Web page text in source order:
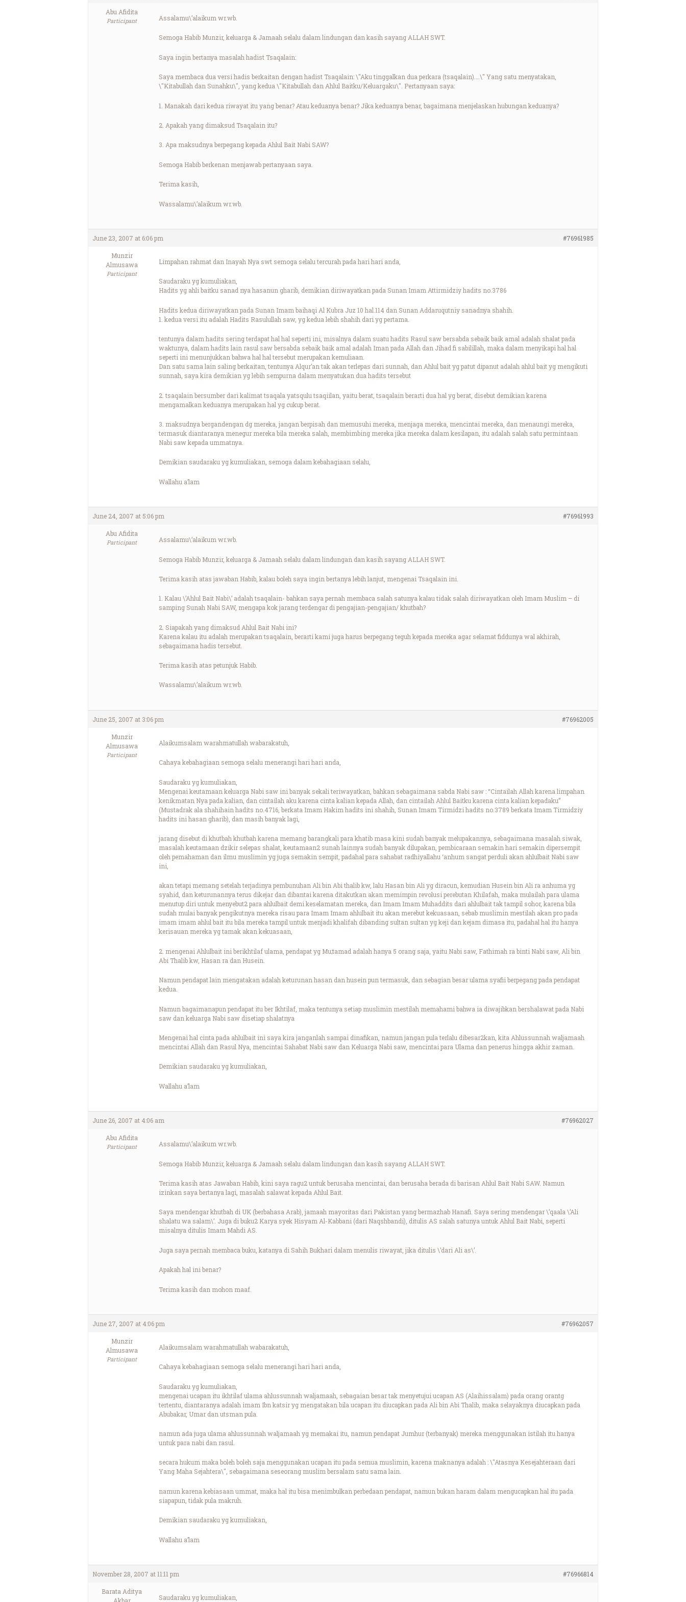
Abu Afidita
Participant Assalamu\’alaikum wr.wb.
Semoga Habib Munzir, keluarga & Jamaah selalu dalam lindungan dan kasih sayang ALLAH SWT.
Saya ingin bertanya masalah hadist Tsaqalain:
Saya membaca dua versi hadis berkaitan dengan hadist Tsaqalain: \"Aku tinggalkan dua perkara (tsaqalain)….\" Yang satu menyatakan,
\"Kitabullah dan Sunahku\", yang kedua \"Kitabullah dan Ahlul Baitku/Keluargaku\". Pertanyaan saya:
1. Manakah dari kedua riwayat itu yang benar? Atau keduanya benar? Jika keduanya benar, bagaimana menjelaskan hubungan keduanya?
2. Apakah yang dimaksud Tsaqalain itu?
3. Apa maksudnya berpegang kepada Ahlul Bait Nabi SAW?
Semoga Habib berkenan menjawab pertanyaan saya.
Terima kasih,
Wassalamu\’alaikum wr.wb.
June 23, 2007 at 6:06 pm #76961985
Munzir
Almusawa
Participant
Limpahan rahmat dan Inayah Nya swt semoga selalu tercurah pada hari hari anda,
Saudaraku yg kumuliakan,
Hadits yg ahli baitku sanad nya hasanun gharib, demikian diriwayatkan pada Sunan Imam Attirmidziy hadits no.3786
Hadits kedua diriwayatkan pada Sunan Imam baihaqi Al Kubra Juz 10 hal.114 dan Sunan Addaruqutniy sanadnya shahih.
1. kedua versi itu adalah Hadits Rasulullah saw, yg kedua lebih shahih dari yg pertama.
tentunya dalam hadits sering terdapat hal hal seperti ini, misalnya dalam suatu hadits Rasul saw bersabda sebaik baik amal adalah shalat pada
waktunya, dalam hadits lain rasul saw bersabda sebaik baik amal adalah Iman pada Allah dan Jihad fi sabilillah, maka dalam menyikapi hal hal
seperti ini menunjukkan bahwa hal hal tersebut merupakan kemuliaan.
Dan satu sama lain saling berkaitan, tentunya Alqur’an tak akan terlepas dari sunnah, dan Ahlul bait yg patut dipanut adalah ahlul bait yg mengikuti
sunnah, saya kira demikian yg lebih sempurna dalam menyatukan dua hadits tersebut
2. tsaqalain bersumber dari kalimat tsaqala yatsqulu tsaqiilan, yaitu berat, tsaqalain berarti dua hal yg berat, disebut demikian karena
mengamalkan keduanya merupakan hal yg cukup berat.
3. maksudnya bergandengan dg mereka, jangan berpisah dan memusuhi mereka, menjaga mereka, mencintai mereka, dan menaungi mereka,
termasuk diantaranya menegur mereka bila mereka salah, membimbing mereka jika mereka dalam kesilapan, itu adalah salah satu permintaan
Nabi saw kepada ummatnya.
Demikian saudaraku yg kumuliakan, semoga dalam kebahagiaan selalu,
Wallahu a’lam
June 24, 2007 at 5:06 pm #76961993
Abu Afidita
Participant Assalamu\’alaikum wr.wb.
Semoga Habib Munzir, keluarga & Jamaah selalu dalam lindungan dan kasih sayang ALLAH SWT.
Terima kasih atas jawaban Habib, kalau boleh saya ingin bertanya lebih lanjut, mengenai Tsaqalain ini.
1. Kalau \’Ahlul Bait Nabi\’ adalah tsaqalain- bahkan saya pernah membaca salah satunya kalau tidak salah diriwayatkan oleh Imam Muslim – di
samping Sunah Nabi SAW, mengapa kok jarang terdengar di pengajian-pengajian/ khutbah?
2. Siapakah yang dimaksud Ahlul Bait Nabi ini?
Karena kalau itu adalah merupakan tsaqalain, berarti kami juga harus berpegang teguh kepada mereka agar selamat fiddunya wal akhirah,
sebagaimana hadis tersebut.
Terima kasih atas petunjuk Habib.
Wassalamu\’alaikum wr.wb.
June 25, 2007 at 3:06 pm #76962005
Munzir
Almusawa
Participant
Alaikumsalam warahmatullah wabarakatuh,
Cahaya kebahagiaan semoga selalu menerangi hari hari anda,
Saudaraku yg kumuliakan,
Mengenai keutamaan keluarga Nabi saw ini banyak sekali teriwayatkan, bahkan sebagaimana sabda Nabi saw : “Cintailah Allah karena limpahan
kenikmatan Nya pada kalian, dan cintailah aku karena cinta kalian kepada Allah, dan cintailah Ahlul Baitku karena cinta kalian kepadaku”
(Mustadrak ala shahihain hadits no.4716, berkata Imam Hakim hadits ini shahih, Sunan Imam Tirmidzi hadits no.3789 berkata Imam Tirmidziy
hadits ini hasan gharib), dan masih banyak lagi,
jarang disebut di khutbah khutbah karena memang barangkali para khatib masa kini sudah banyak melupakannya, sebagaimana masalah siwak,
masalah keutamaan dzikir selepas shalat, keutamaan2 sunah lainnya sudah banyak dilupakan, pembicaraan semakin hari semakin dipersempit
oleh pemahaman dan ilmu muslimin yg juga semakin sempit, padahal para sahabat radhiyallahu ‘anhum sangat perduli akan ahlulbait Nabi saw
ini,
akan tetapi memang setelah terjadinya pembunuhan Ali bin Abi thalib kw, lalu Hasan bin Ali yg diracun, kemudian Husein bin Ali ra anhuma yg
syahid, dan keturunannya terus dikejar dan dibantai karena ditakutkan akan memimpin revolusi perebutan Khilafah, maka mulailah para ulama
menutup diri untuk menyebut2 para ahlulbait demi keselamatan mereka, dan Imam Imam Muhaddits dari ahlulbait tak tampil sohor, karena bila
sudah mulai banyak pengikutnya mereka risau para Imam Imam ahlulbait itu akan merebut kekuasaan, sebab muslimin mestilah akan pro pada
imam imam ahlul bait itu bila mereka tampil untuk menjadi khalifah dibanding sultan sultan yg keji dan kejam dimasa itu, padahal hal itu hanya
kerisauan mereka yg tamak akan kekuasaan,
2. mengenai Ahlulbait ini berikhtilaf ulama, pendapat yg Mu;tamad adalah hanya 5 orang saja, yaitu Nabi saw, Fathimah ra binti Nabi saw, Ali bin
Abi Thalib kw, Hasan ra dan Husein.
Namun pendapat lain mengatakan adalah keturunan hasan dan husein pun termasuk, dan sebagian besar ulama syafii berpegang pada pendapat
kedua.
Namun bagaimanapun pendapat itu ber Ikhtilaf, maka tentunya setiap muslimin mestilah memahami bahwa ia diwajibkan bershalawat pada Nabi
saw dan keluarga Nabi saw disetiap shalatnya
Mengenai hal cinta pada ahlulbait ini saya kira janganlah sampai dinafikan, namun jangan pula terlalu dibesar2kan, kita Ahlussunnah waljamaah
mencintai Allah dan Rasul Nya, mencintai Sahabat Nabi saw dan Keluarga Nabi saw, mencintai para Ulama dan penerus hingga akhir zaman.
Demikian saudaraku yg kumuliakan,
Wallahu a’lam
June 26, 2007 at 4:06 am #76962027
Abu Afidita
Participant Assalamu\’alaikum wr.wb.
Semoga Habib Munzir, keluarga & Jamaah selalu dalam lindungan dan kasih sayang ALLAH SWT.
Terima kasih atas Jawaban Habib, kini saya ragu2 untuk berusaha mencintai, dan berusaha berada di barisan Ahlul Bait Nabi SAW. Namun
izinkan saya bertanya lagi, masalah salawat kepada Ahlul Bait.
Saya mendengar khutbah di UK (berbahasa Arab), jamaah mayoritas dari Pakistan yang bermazhab Hanafi. Saya sering mendengar \’qaala \’Ali
shalatu wa salam\’. Juga di buku2 Karya syek Hisyam Al-Kabbani (dari Naqshbandi), ditulis AS salah satunya untuk Ahlul Bait Nabi, seperti
misalnya ditulis Imam Mahdi AS.
Juga saya pernah membaca buku, katanya di Sahih Bukhari dalam menulis riwayat, jika ditulis \’dari Ali as\’.
Apakah hal ini benar?
Terima kasih dan mohon maaf.
June 27, 2007 at 4:06 pm #76962057
Munzir
Almusawa
Participant
Alaikumsalam warahmatullah wabarakatuh,
Cahaya kebahagiaan semoga selalu menerangi hari hari anda,
Saudaraku yg kumuliakan,
mengenai ucapan itu ikhtilaf ulama ahlussunnah waljamaah, sebagaian besar tak menyetujui ucapan AS (Alaihissalam) pada orang orantg
tertentu, diantaranya adalah imam Ibn katsir yg mengatakan bila ucapan itu diucapkan pada Ali bin Abi Thalib, maka selayaknya diucapkan pada
Abubakar, Umar dan utsman pula.
namun ada juga ulama ahlussunnah waljamaah yg memakai itu, namun pendapat Jumhur (terbanyak) mereka menggunakan istilah itu hanya
untuk para nabi dan rasul.
secara hukum maka boleh boleh saja menggunakan ucapan itu pada semua muslimin, karena maknanya adalah : \"Atasnya Kesejahteraan dari
Yang Maha Sejahtera\", sebagaimana seseorang muslim bersalam satu sama lain.
namun karena kebiasaan ummat, maka hal itu bisa menimbulkan perbedaan pendapat, namun bukan haram dalam mengucapkan hal itu pada
siapapun, tidak pula makruh.
Demikian saudaraku yg kumuliakan,
Wallahu a’lam
November 28, 2007 at 11:11 pm #76966814
Barata Aditya
Saudaraku yg kumuliakan,